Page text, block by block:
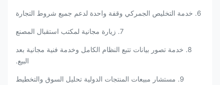
6. خدمة التخليص الجمركي وقفة واحدة لدعم جميع شروط التجارة
7. زيارة مجانية لمكتب استقبال المصنع
8. خدمة تصور بيانات تتبع النظام الكامل وخدمة فنية مجانية بعد
البيع.
9. مستشار مبيعات المنتجات الدولية تحليل السوق والتخطيط